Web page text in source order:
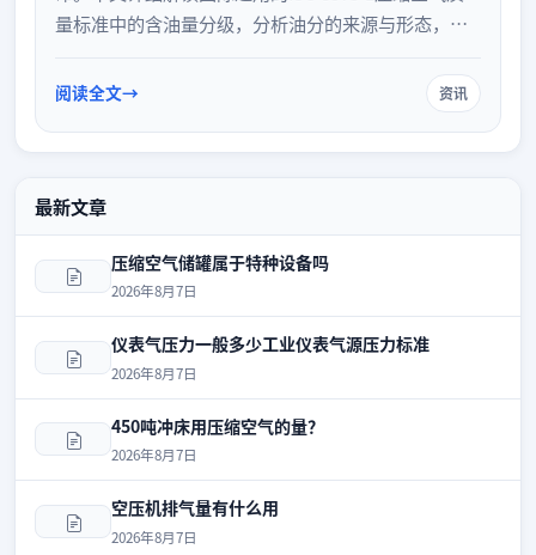
量标准中的含油量分级，分析油分的来源与形态，并
量，满足不同工业场景的严苛需求。
阅读全文 资讯
最新文章
压缩空气储罐属于特种设备吗
2026年8月7日
仪表气压力一般多少工业仪表气源压力标准
2026年8月7日
450吨冲床用压缩空气的量？
2026年8月7日
空压机排气量有什么用
2026年8月7日